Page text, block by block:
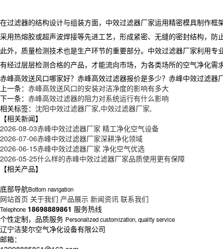
在过滤器的结构设计与组装方面， 中效过滤器厂家运用精密模具制作框
采用热熔胶或超声波焊接等先进工艺，形成紧密、无缝的密封结构，防
此外，质量检测技术也是生产环节的重要部分。 中效过滤器厂家利用专
有经过层层检测合格的产品，才能流向市场，为各类场所的空气净化需
赤峰高效送风口哪家好？赤峰高效过滤器报价是多少？赤峰中效过滤
上一条： 赤峰高效送风口的安装对洁净度的影响有多大
下一条： 赤峰高效过滤器的阻力对系统运行有什么影响
相关标签： 沈阳中效过滤器厂家,中效过滤器厂家,
【相关新闻】
2026-08-03赤峰中效过滤器厂家 精工净化空气设备
2026-07-06赤峰中效过滤器厂家深耕净化领域
2026-06-15赤峰中效过滤器厂家 净化空气优选
2026-05-25什么样的赤峰中效过滤器厂家品质使用更有保障
【相关产品】
底部导航Bottom navigation
网站首页 关于我们 产品展示 新闻资讯 联系我们
Telephone 18698889861 服务热线
个性定制，品质服务 Personalized customization, quality service
辽宁洁斐尔空气净化设备有限公司
邮箱：